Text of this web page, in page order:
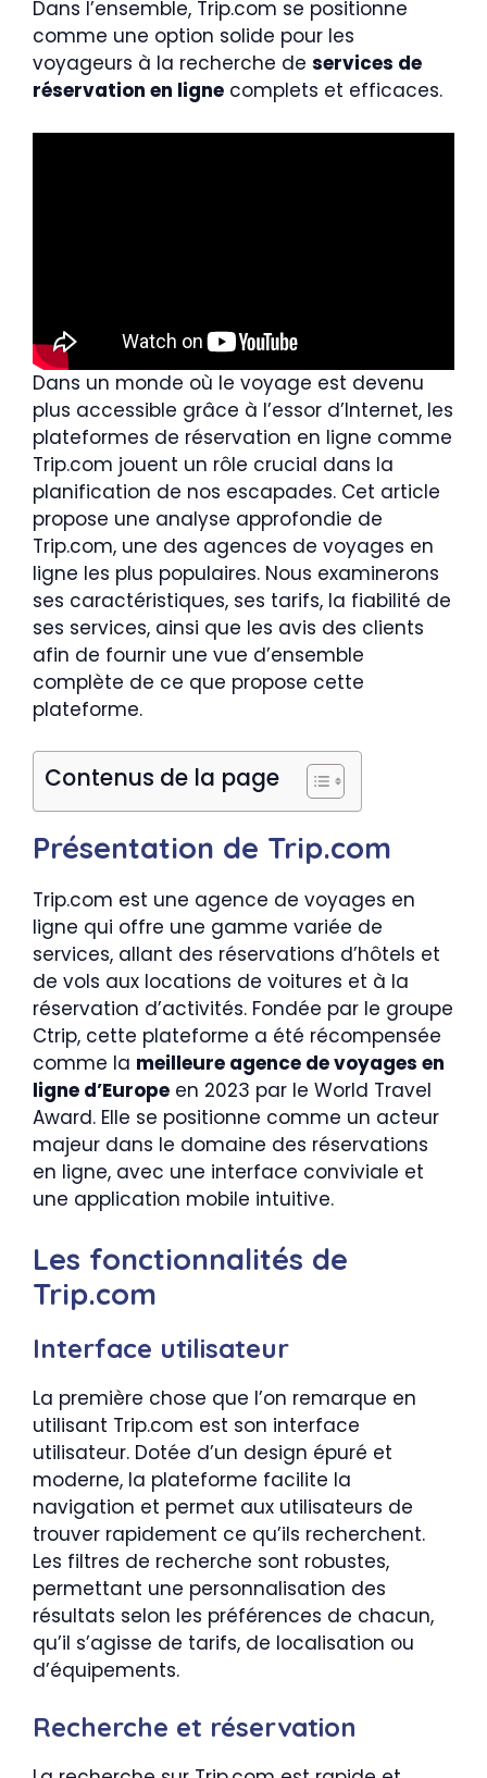
Dans l’ensemble, Trip.com se positionne
comme une option solide pour les
voyageurs à la recherche de services de
réservation en ligne complets et efficaces.
Dans un monde où le voyage est devenu
plus accessible grâce à l’essor d’Internet, les
plateformes de réservation en ligne comme
Trip.com jouent un rôle crucial dans la
planification de nos escapades. Cet article
propose une analyse approfondie de
Trip.com, une des agences de voyages en
ligne les plus populaires. Nous examinerons
ses caractéristiques, ses tarifs, la fiabilité de
ses services, ainsi que les avis des clients
afin de fournir une vue d’ensemble
complète de ce que propose cette
plateforme.
Contenus de la page
Présentation de Trip.com
Trip.com est une agence de voyages en
ligne qui offre une gamme variée de
services, allant des réservations d’hôtels et
de vols aux locations de voitures et à la
réservation d’activités. Fondée par le groupe
Ctrip, cette plateforme a été récompensée
comme la meilleure agence de voyages en
ligne d’Europe en 2023 par le World Travel
Award. Elle se positionne comme un acteur
majeur dans le domaine des réservations
en ligne, avec une interface conviviale et
une application mobile intuitive.
Les fonctionnalités de
Trip.com
Interface utilisateur
La première chose que l’on remarque en
utilisant Trip.com est son interface
utilisateur. Dotée d’un design épuré et
moderne, la plateforme facilite la
navigation et permet aux utilisateurs de
trouver rapidement ce qu’ils recherchent.
Les filtres de recherche sont robustes,
permettant une personnalisation des
résultats selon les préférences de chacun,
qu’il s’agisse de tarifs, de localisation ou
d’équipements.
Recherche et réservation